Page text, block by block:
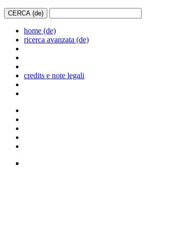
home (de)
ricerca avanzata (de)
credits e note legali